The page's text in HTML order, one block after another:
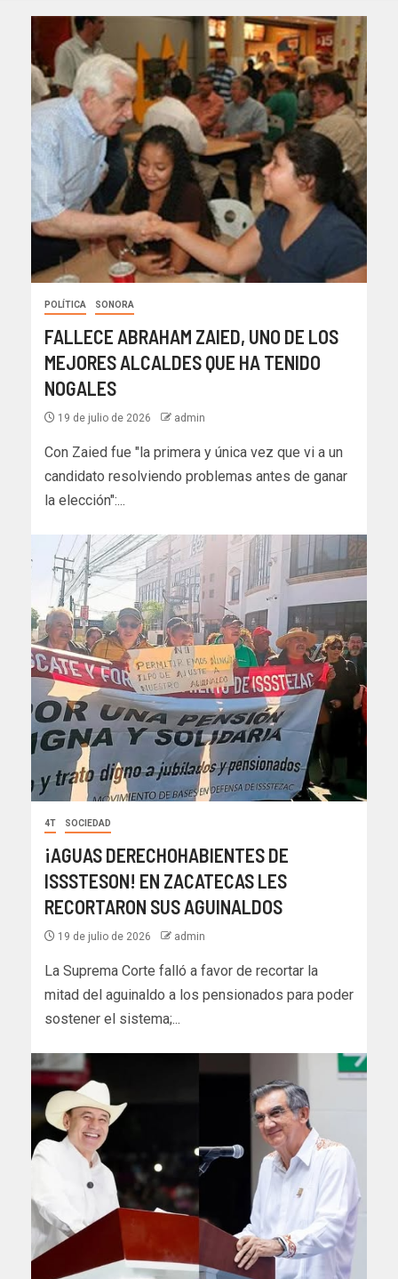
POLÍTICA SONORA
FALLECE ABRAHAM ZAIED, UNO DE LOS
MEJORES ALCALDES QUE HA TENIDO
NOGALES
19 de julio de 2026 admin
Con Zaied fue "la primera y única vez que vi a un
candidato resolviendo problemas antes de ganar
la elección":...
4T SOCIEDAD
¡AGUAS DERECHOHABIENTES DE
ISSSTESON! EN ZACATECAS LES
RECORTARON SUS AGUINALDOS
19 de julio de 2026 admin
La Suprema Corte falló a favor de recortar la
mitad del aguinaldo a los pensionados para poder
sostener el sistema;...